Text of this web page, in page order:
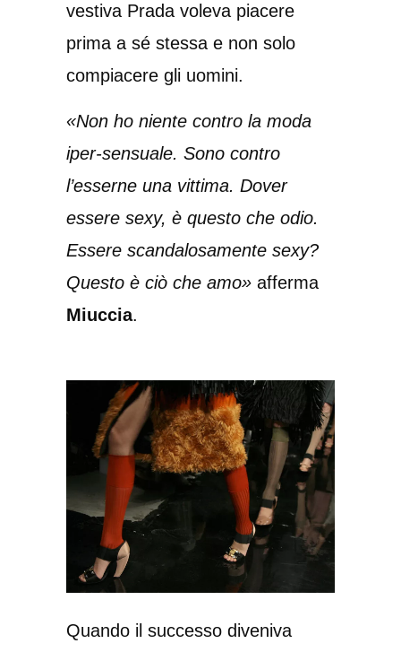
vestiva Prada voleva piacere
prima a sé stessa e non solo
compiacere gli uomini.
«Non ho niente contro la moda
iper-sensuale. Sono contro
l’esserne una vittima. Dover
essere sexy, è questo che odio.
Essere scandalosamente sexy?
Questo è ciò che amo» afferma
Miuccia.
Quando il successo diveniva